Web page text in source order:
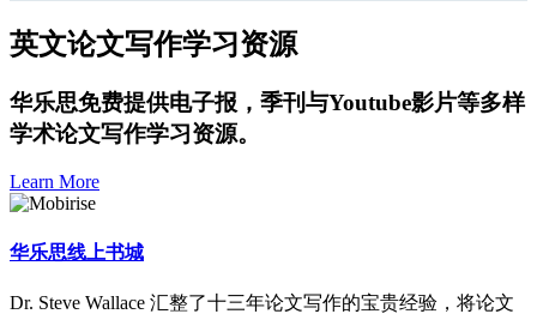
英文论文写作学习资源
华乐思免费提供电子报，季刊与Youtube影片等多样
学术论文写作学习资源。
Learn More
华乐思线上书城
Dr. Steve Wallace 汇整了十三年论文写作的宝贵经验，将论文